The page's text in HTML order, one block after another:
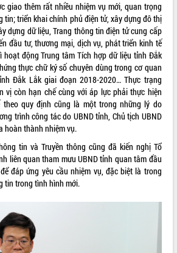
giao thêm rất nhiều nhiệm vụ mới, quan trọng
tin; triển khai chính phủ điện tử, xây dựng đô thị
dựng dữ liệu, Trang thông tin điện tử cung cấp
đầu tư, thương mại, dịch vụ, phát triển kinh tế
hoạt động Trung tâm Tích hợp dữ liệu tỉnh Đắk
thực chữ ký số chuyên dùng trong cơ quan
Đắk Lắk giai đoạn 2018-2020… Thực trạng
vị còn hạn chế cùng với áp lực phải thực hiện
theo quy định cũng là một trong những lý do
trình công tác do UBND tỉnh, Chủ tịch UBND
hoàn thành nhiệm vụ.
tin và Truyền thông cũng đã kiến nghị Tổ
liên quan tham mưu UBND tỉnh quan tâm đầu
đáp ứng yêu cầu nhiệm vụ, đặc biệt là trong
tin trong tình hình mới.